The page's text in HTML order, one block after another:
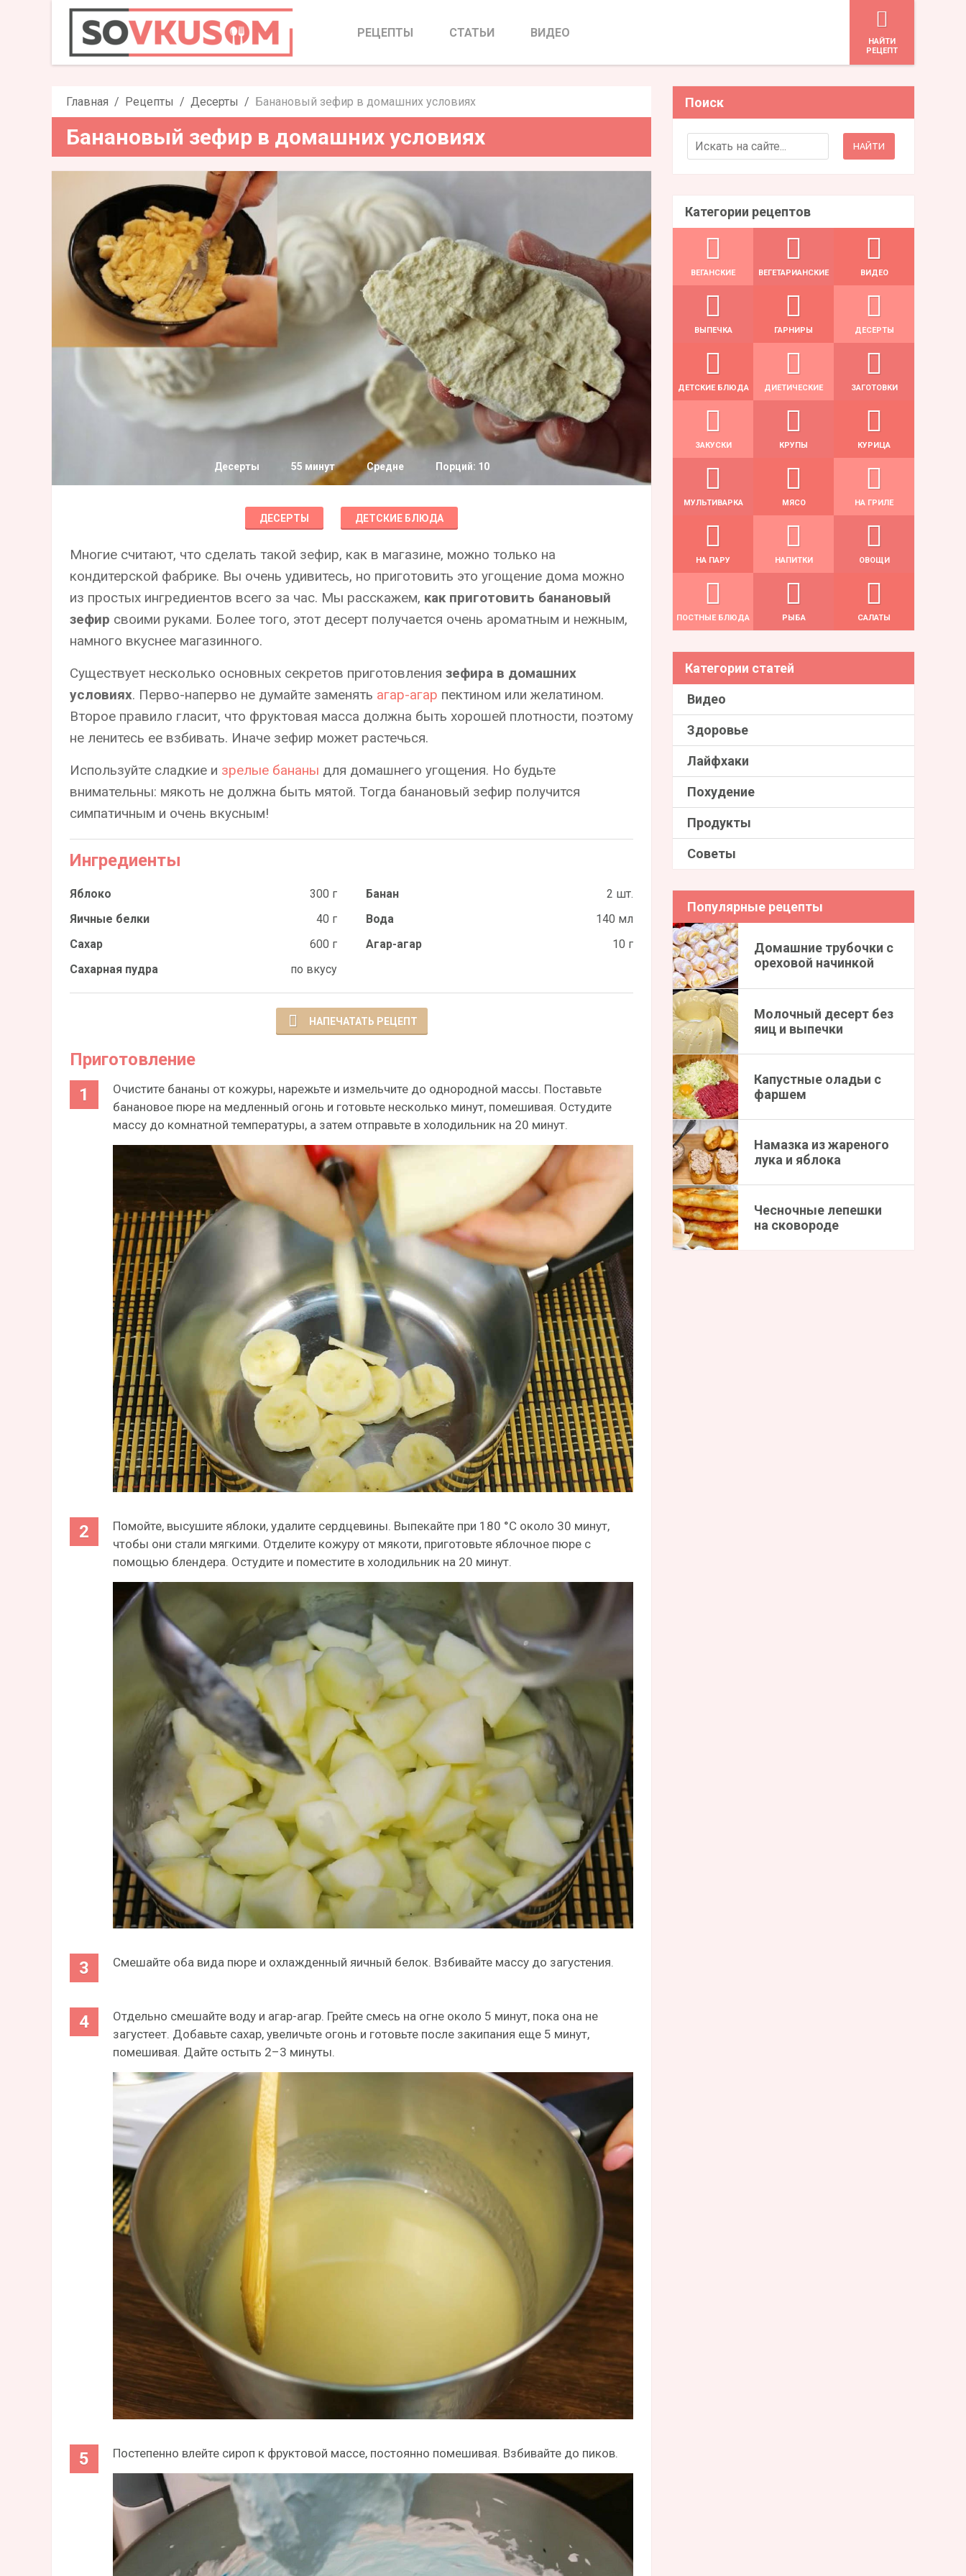
Банановый зефир в домашних условиях
РЕЦЕПТЫ СТАТЬИ ВИДЕО
HАЙТИ
РЕЦЕПТ
Главная Рецепты Десерты Банановый зефир в домашних условиях
Банановый зефир в домашних условиях
Десерты 55 минут Средне Порций: 10
ДЕСЕРТЫ ДЕТСКИЕ БЛЮДА
Многие считают, что сделать такой зефир, как в магазине, можно только на
кондитерской фабрике. Вы очень удивитесь, но приготовить это угощение дома можно
из простых ингредиентов всего за час. Мы расскажем, как приготовить банановый
зефир своими руками. Более того, этот десерт получается очень ароматным и нежным,
намного вкуснее магазинного.
Существует несколько основных секретов приготовления зефира в домашних
условиях. Перво-наперво не думайте заменять агар-агар пектином или желатином.
Второе правило гласит, что фруктовая масса должна быть хорошей плотности, поэтому
не ленитесь ее взбивать. Иначе зефир может растечься.
Используйте сладкие и зрелые бананы для домашнего угощения. Но будьте
внимательны: мякоть не должна быть мятой. Тогда банановый зефир получится
симпатичным и очень вкусным!
Ингредиенты
Яблоко 300 г Банан
2 шт.
Яичные белки
40 г Вода
140 мл
Сахар
600 г Агар-агар
10 г
Сахарная пудра
по вкусу
НАПЕЧАТАТЬ РЕЦЕПТ
Приготовление
Очистите бананы от кожуры, нарежьте и измельчите до однородной массы. Поставьте
банановое пюре на медленный огонь и готовьте несколько минут, помешивая. Остудите
массу до комнатной температуры, а затем отправьте в холодильник на 20 минут.
Помойте, высушите яблоки, удалите сердцевины. Выпекайте при 180 °С около 30 минут,
чтобы они стали мягкими. Отделите кожуру от мякоти, приготовьте яблочное пюре с
помощью блендера. Остудите и поместите в холодильник на 20 минут.
Смешайте оба вида пюре и охлажденный яичный белок. Взбивайте массу до загустения.
Отдельно смешайте воду и агар-агар. Грейте смесь на огне около 5 минут, пока она не
загустеет. Добавьте сахар, увеличьте огонь и готовьте после закипания еще 5 минут,
помешивая. Дайте остыть 2–3 минуты.
Постепенно влейте сироп к фруктовой массе, постоянно помешивая. Взбивайте до пиков.
Поиск
Search for:
Категории рецептов
ВЕГАНСКИЕ ВЕГЕТАРИАНСКИЕ ВИДЕО
ВЫПЕЧКА ГАРНИРЫ ДЕСЕРТЫ
ДЕТСКИЕ БЛЮДА ДИЕТИЧЕСКИЕ ЗАГОТОВКИ
ЗАКУСКИ КРУПЫ КУРИЦА
МУЛЬТИВАРКА МЯСО НА ГРИЛЕ
НА ПАРУ НАПИТКИ ОВОЩИ
ПОСТНЫЕ БЛЮДА РЫБА САЛАТЫ
Категории статей
Видео
Здоровье
Лайфхаки
Похудение
Продукты
Советы
Популярные рецепты
Домашние трубочки с
ореховой начинкой
Молочный десерт без
яиц и выпечки
Капустные оладьи с
фаршем
Намазка из жареного
лука и яблока
Чесночные лепешки
на сковороде